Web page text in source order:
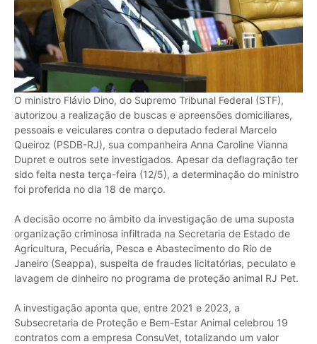
O ministro Flávio Dino, do Supremo Tribunal Federal (STF),
autorizou a realização de buscas e apreensões domiciliares,
pessoais e veiculares contra o deputado federal Marcelo
Queiroz (PSDB-RJ), sua companheira Anna Caroline Vianna
Dupret e outros sete investigados. Apesar da deflagração ter
sido feita nesta terça-feira (12/5), a determinação do ministro
foi proferida no dia 18 de março.
A decisão ocorre no âmbito da investigação de uma suposta
organização criminosa infiltrada na Secretaria de Estado de
Agricultura, Pecuária, Pesca e Abastecimento do Rio de
Janeiro (Seappa), suspeita de fraudes licitatórias, peculato e
lavagem de dinheiro no programa de proteção animal RJ Pet.
A investigação aponta que, entre 2021 e 2023, a
Subsecretaria de Proteção e Bem-Estar Animal celebrou 19
contratos com a empresa ConsuVet, totalizando um valor